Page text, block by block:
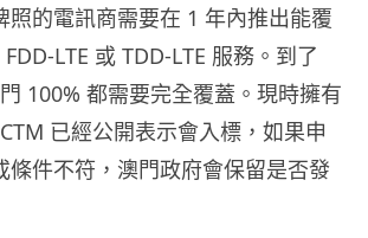
照的電訊商需要在 1 年內推出能覆
LTE 或 TDD-LTE 服務。到了
100% 都需要完全覆蓋。現時擁有
已經公開表示會入標，如果申
條件不符，澳門政府會保留是否發